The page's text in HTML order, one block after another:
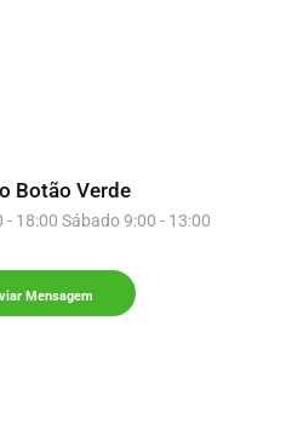
Botão Verde
- 18:00 Sábado 9:00 - 13:00
Mensagem